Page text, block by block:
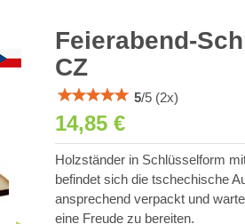
Feierabend-
CZ
5/5 (2x)
14,85 €
Holzständer in Schlüsselform
befindet sich die tschechische
ansprechend verpackt und
eine Freude zu bereiten.